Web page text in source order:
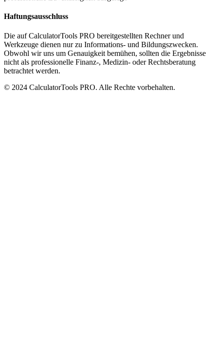
Haftungsausschluss
Die auf CalculatorTools PRO bereitgestellten Rechner und
Werkzeuge dienen nur zu Informations- und Bildungszwecken.
Obwohl wir uns um Genauigkeit bemühen, sollten die Ergebnisse
nicht als professionelle Finanz-, Medizin- oder Rechtsberatung
betrachtet werden.
© 2024 CalculatorTools PRO. Alle Rechte vorbehalten.